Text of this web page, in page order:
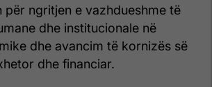
për ngritjen e vazhdueshme të
dhe institucionale në
dhe avancim të kornizës së
dhe financiar.